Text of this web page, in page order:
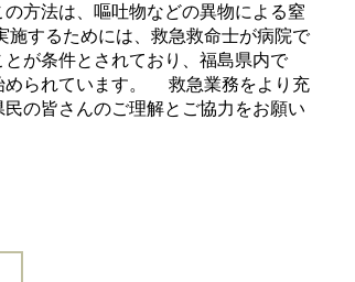
方法は、嘔吐物などの異物による窒
するためには、救急救命士が病院で
が条件とされており、福島県内で
められています。 救急業務をより充
の皆さんのご理解とご協力をお願い